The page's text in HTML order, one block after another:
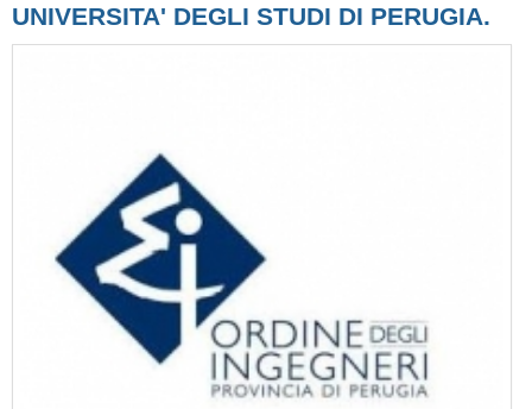
UNIVERSITA' DEGLI STUDI DI PERUGIA.